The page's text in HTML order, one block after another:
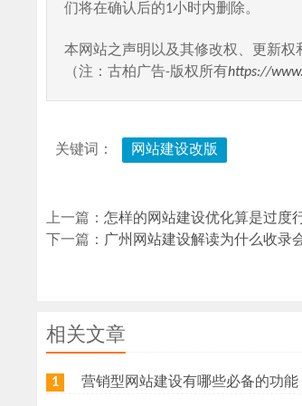
们将在确认后的1小时内删除。
本网站之声明以及其修改权、更新权
（注：古柏广告-版权所有https://
关键词： 网站建设改版
上一篇：怎样的网站建设优化算是过度
下一篇： 广州网站建设解读为什么收录
相关文章
1 营销型网站建设有哪些必备的功能，我特意整理了一下，共享给